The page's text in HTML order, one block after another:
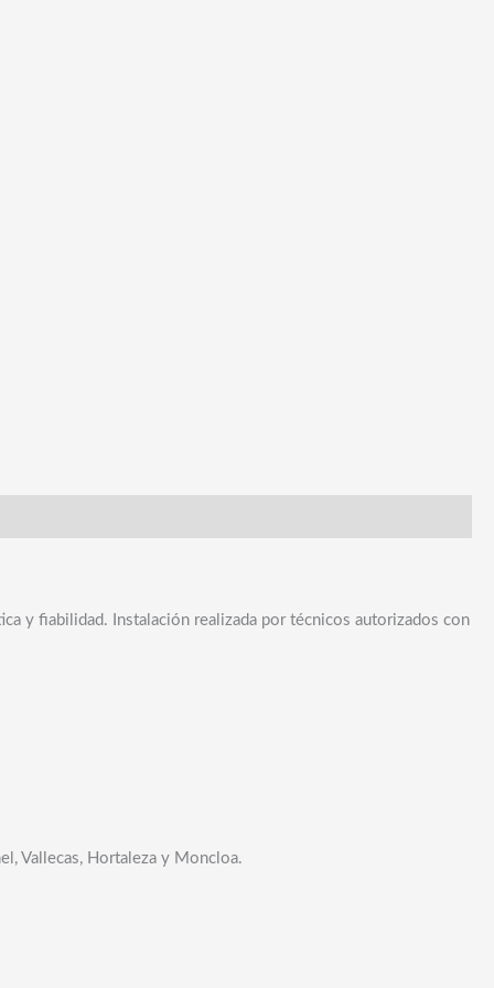
y fiabilidad. Instalación realizada por técnicos autorizados con
Vallecas, Hortaleza y Moncloa.